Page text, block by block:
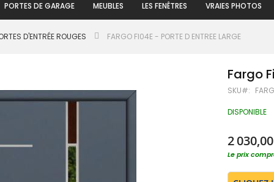
PORTES DE GARAGE MEUBLES LES FENÊTRES VRAIES PHOTOS
D'ENTRÉE ROUGES FARGO FI04E - PORTE D ENTREE LARGE
Fargo
SKU
DISPONIBLE
2
Le prix